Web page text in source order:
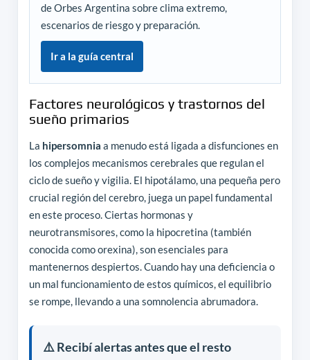
de Orbes Argentina sobre clima extremo,
escenarios de riesgo y preparación.
Ir a la guía central
Factores neurológicos y trastornos del
sueño primarios
La hipersomnia a menudo está ligada a disfunciones en
los complejos mecanismos cerebrales que regulan el
ciclo de sueño y vigilia. El hipotálamo, una pequeña pero
crucial región del cerebro, juega un papel fundamental
en este proceso. Ciertas hormonas y
neurotransmisores, como la hipocretina (también
conocida como orexina), son esenciales para
mantenernos despiertos. Cuando hay una deficiencia o
un mal funcionamiento de estos químicos, el equilibrio
se rompe, llevando a una somnolencia abrumadora.
⚠️ Recibí alertas antes que el resto